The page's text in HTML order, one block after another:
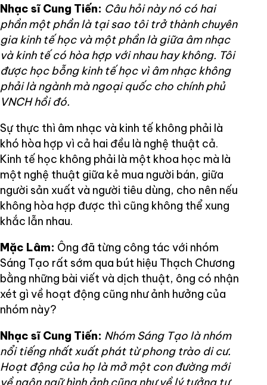
Nhạc sĩ Cung Tiến: Câu hỏi này nó có hai
phần một phần là tại sao tôi trở thành chuyên
gia kinh tế học và một phần là giữa âm nhạc
và kinh tế có hòa hợp với nhau hay không. Tôi
được học bỗng kinh tế học vì âm nhạc không
phải là ngành mà ngoại quốc cho chính phủ
VNCH hồi đó.
Sự thực thì âm nhạc và kinh tế không phải là
khó hòa hợp vì cả hai đều là nghệ thuật cả.
Kinh tế học không phải là một khoa học mà là
một nghệ thuật giữa kẻ mua người bán, giữa
người sản xuất và người tiêu dùng, cho nên nếu
không hòa hợp được thì cũng không thể xung
khắc lẫn nhau.
Mặc Lâm: Ông đã từng công tác với nhóm
Sáng Tạo rất sớm qua bút hiệu Thạch Chương
bằng những bài viết và dịch thuật, ông có nhận
xét gì về hoạt động cũng như ảnh hưởng của
nhóm này?
Nhạc sĩ Cung Tiến: Nhóm Sáng Tạo là nhóm
nổi tiếng nhất xuất phát từ phong trào di cư.
Hoạt động của họ là mở một con đường mới
về ngôn ngữ hình ảnh cũng như về lý tưởng tự